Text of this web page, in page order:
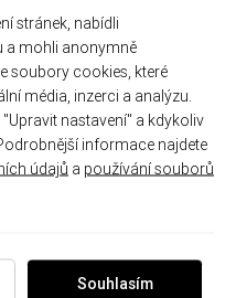
Stříbrný set královský
náhrdelník, náušnice a
náramek
9 750 Kč
stránek, nabídli
a mohli anonymně
soubory cookies, které
média, inzerci a analýzu.
nastavení" a kdykoliv
informace najdete
údajů a používání souborů
Souhlasím